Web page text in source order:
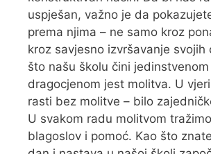
uspješan, važno je da
prema njima – ne samo kroz
kroz savjesno izvršavanje svojih
što našu školu čini
dragocjenom jest molitva. U
rasti bez molitve – bilo
U svakom radu molitvom
blagoslov i pomoć. Kao što